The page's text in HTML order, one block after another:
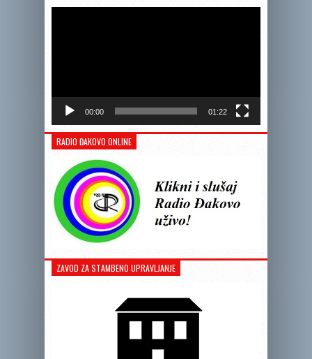
00:00 01:22
RADIO ĐAKOVO ONLINE
ZAVOD ZA STAMBENO UPRAVLJANJE